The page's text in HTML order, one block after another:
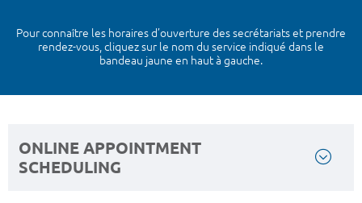
Pour connaître les horaires d’ouverture des secrétariats et prendre
rendez-vous, cliquez sur le nom du service indiqué dans le
bandeau jaune en haut à gauche.
ONLINE APPOINTMENT
SCHEDULING